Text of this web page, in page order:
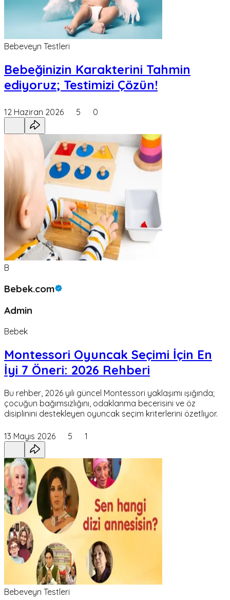
Bebeveyn Testleri
Bebeğinizin Karakterini Tahmin
ediyoruz; Testimizi Çözün!
12 Haziran 2026 5 0
B
Bebek.com
Admin
Bebek
Montessori Oyuncak Seçimi İçin En
İyi 7 Öneri: 2026 Rehberi
Bu rehber, 2026 yılı güncel Montessori yaklaşımı ışığında;
çocuğun bağımsızlığını, odaklanma becerisini ve öz
disiplinini destekleyen oyuncak seçim kriterlerini özetliyor.
13 Mayıs 2026 5 1
Bebeveyn Testleri